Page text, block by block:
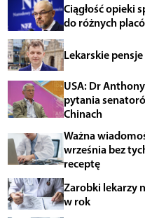
Ciągłość opieki
do różnych
Lekarskie
USA: Dr
pytania
Chinach
Ważna
września bez
receptę
Zarobki lekarzy
w rok